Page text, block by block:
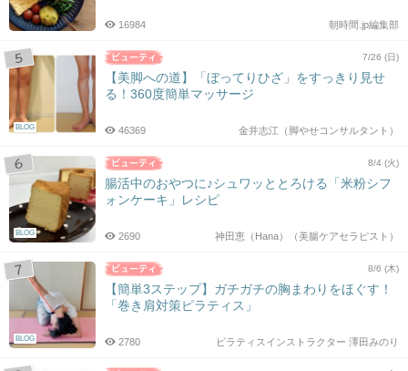
朝時間.jp編集部
16984
BLOG
7/26 (日)
【美脚への道】「ぼってりひざ」をすっきり見せ
る！360度簡単マッサージ
金井志江（脚やせコンサルタント）
46369
BLOG
8/4 (火)
腸活中のおやつに♪シュワッととろける「米粉シフ
ォンケーキ」レシピ
神田恵（Hana）（美腸ケアセラピスト）
2690
BLOG
8/6 (木)
【簡単3ステップ】ガチガチの胸まわりをほぐす！
「巻き肩対策ピラティス」
ピラティスインストラクター 澤田みのり
2780